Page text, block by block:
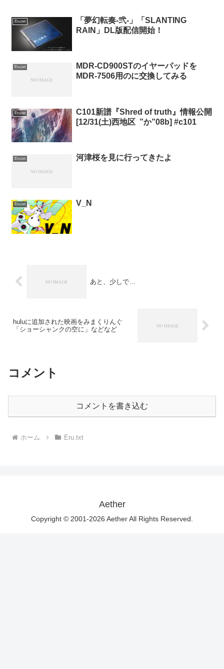
Eru.txt
「夢幻転奏-弐-」「SLANTING
RAIN」DL版配信開始！
Eru.txt
MDR-CD900STのイヤーパッドを
MDR-7506用のに交換してみる
Eru.txt
C101新譜『Shred of truth』情報公開
[12/31(土)西地区 ”か”08b] #c101
Eru.txt 河津桜を見に行ってきたよ
Eru.txt V_N
あと、少しで…
huluに追加された映画をみまくりんぐ
「ショーシャンクの空に」などなど
コメント
コメントを書き込む
ホーム Eru.txt
Aether
Copyright © 2001-2026 Aether All Rights Reserved.